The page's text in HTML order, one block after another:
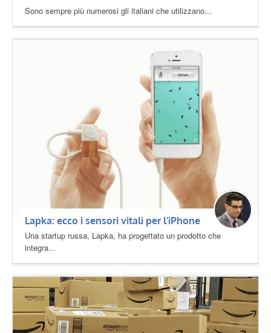
Sono sempre più numerosi gli italiani che utilizzano...
Lapka: ecco i sensori vitali per l’iPhone
Una startup russa, Lapka, ha progettato un prodotto che
integra...